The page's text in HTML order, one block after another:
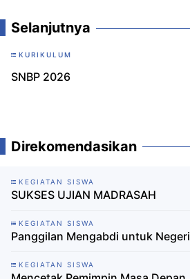
Selanjutnya
KURIKULUM
SNBP 2026
Direkomendasikan
KEGIATAN SISWA
SUKSES UJIAN MADRASAH
KEGIATAN SISWA
Panggilan Mengabdi untuk Negeri
KEGIATAN SISWA